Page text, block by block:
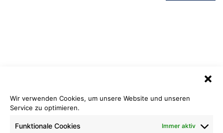
Wir verwenden Cookies, um unsere Website und unseren
Service zu optimieren.
Funktionale Cookies Immer aktiv
905 beton grau
Vinyl Stein